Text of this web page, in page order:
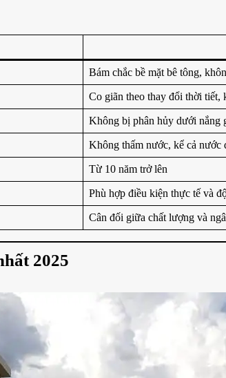
Bám chắc bề mặt bê tông,
Co giãn theo thay đổi thời tiết,
Không bị phân hủy dưới nắng
Không thấm nước, kể cả nước
Từ 10 năm trở lên
Phù hợp điều kiện thực tế và
Cân đối giữa chất lượng và
2025